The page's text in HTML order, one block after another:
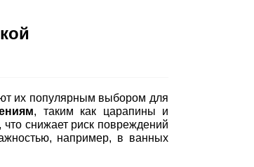
их популярным выбором для
, таким как царапины и
, что снижает риск повреждений
например, в ванных